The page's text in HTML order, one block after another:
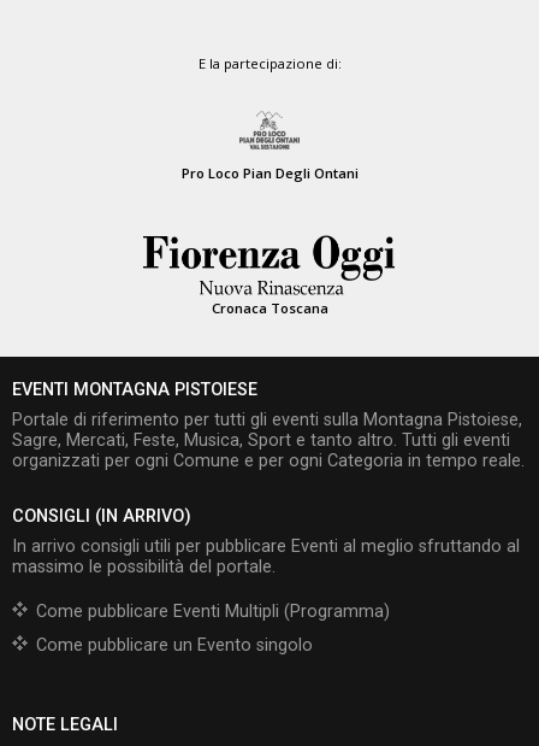
E la partecipazione di:
Pro Loco Pian Degli Ontani
Cronaca Toscana
EVENTI MONTAGNA PISTOIESE
Portale di riferimento per tutti gli eventi sulla Montagna Pistoiese,
Sagre, Mercati, Feste, Musica, Sport e tanto altro. Tutti gli eventi
organizzati per ogni Comune e per ogni Categoria in tempo reale.
CONSIGLI (IN ARRIVO)
In arrivo consigli utili per pubblicare Eventi al meglio sfruttando al
massimo le possibilità del portale.
Come pubblicare Eventi Multipli (Programma)
Come pubblicare un Evento singolo
NOTE LEGALI